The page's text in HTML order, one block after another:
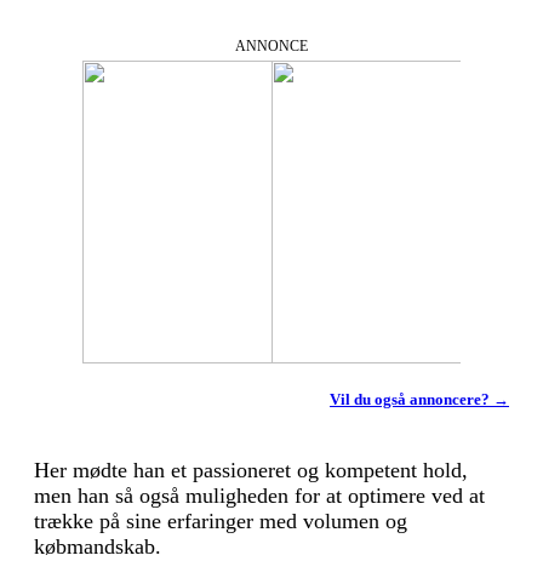
ANNONCE
Vil du også annoncere? →
Her mødte han et passioneret og kompetent hold,
men han så også muligheden for at optimere ved at
trække på sine erfaringer med volumen og
købmandskab.